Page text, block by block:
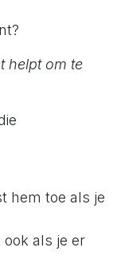
helpt om te
hem toe als je
als je er